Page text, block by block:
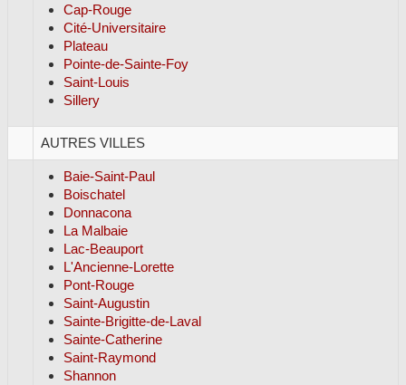
Cap-Rouge
Cité-Universitaire
Plateau
Pointe-de-Sainte-Foy
Saint-Louis
Sillery
AUTRES VILLES
Baie-Saint-Paul
Boischatel
Donnacona
La Malbaie
Lac-Beauport
L'Ancienne-Lorette
Pont-Rouge
Saint-Augustin
Sainte-Brigitte-de-Laval
Sainte-Catherine
Saint-Raymond
Shannon